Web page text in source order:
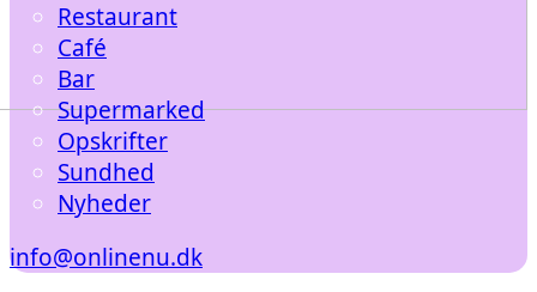
Restaurant
Café
Bar
Supermarked
Opskrifter
Sundhed
Nyheder
info@onlinenu.dk